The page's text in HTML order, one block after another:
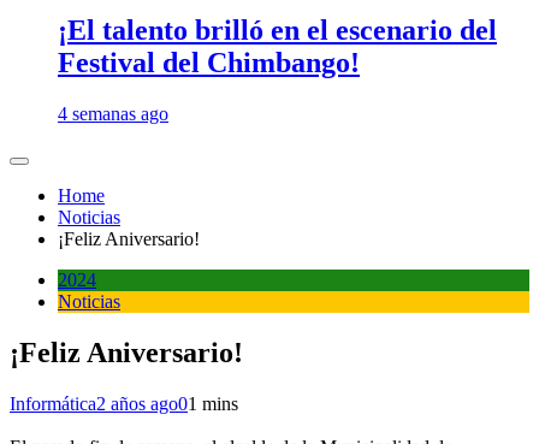
¡El talento brilló en el escenario del
Festival del Chimbango!
4 semanas ago
Home
Noticias
¡Feliz Aniversario!
2024
Noticias
¡Feliz Aniversario!
Informática2 años ago01 mins